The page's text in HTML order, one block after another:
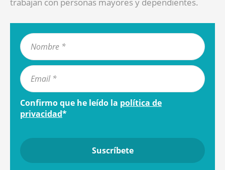
Confirmo que he leído la política de
privacidad*